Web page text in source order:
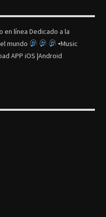
en línea Dedicado a la
mundo
▪Music
APP iOS |Android